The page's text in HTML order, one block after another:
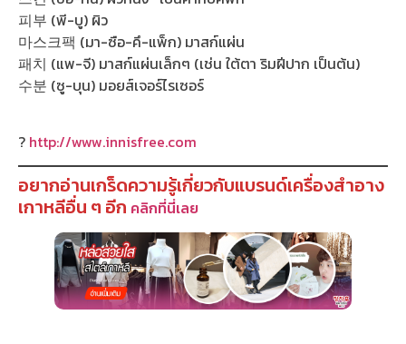
피부 (พี-บู) ผิว
마스크팩 (มา-ซือ-คึ-แพ็ก) มาสก์แผ่น
패치 (แพ-จี) มาสก์แผ่นเล็กๆ (เช่น ใต้ตา ริมฝีปาก เป็นต้น)
수분 (ซู-บุน) มอยส์เจอร์ไรเซอร์
? http://www.innisfree.com
อยากอ่านเกร็ดความรู้เกี่ยวกับแบรนด์เครื่องสำอาง
เกาหลีอื่น ๆ อีก คลิกที่นี่เลย